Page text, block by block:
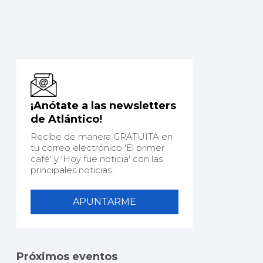
¡Anótate a las newsletters
de Atlántico!
Recibe de manera GRATUITA en
tu correo electrónico 'El primer
café' y 'Hoy fue noticia' con las
principales noticias.
APUNTARME
Próximos eventos